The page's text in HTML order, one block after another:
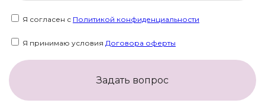
Я согласен с Политикой конфиденциальности
Я принимаю условия Договора оферты
Задать вопрос